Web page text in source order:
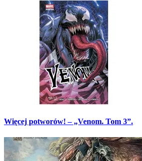
Więcej potworów! – „Venom. Tom 3”.